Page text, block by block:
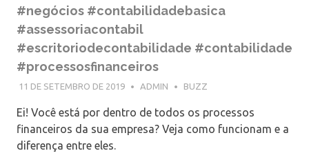
#negócios #contabilidadebasica
#assessoriacontabil
#escritoriodecontabilidade #contabilidade
#processosfinanceiros
11 DE SETEMBRO DE 2019 ADMIN BUZZ
Ei! Você está por dentro de todos os processos
financeiros da sua empresa? Veja como funcionam e a
diferença entre eles.